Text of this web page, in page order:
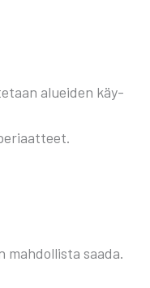
aluei­den käy­
mah­dol­lis­ta saa­da.